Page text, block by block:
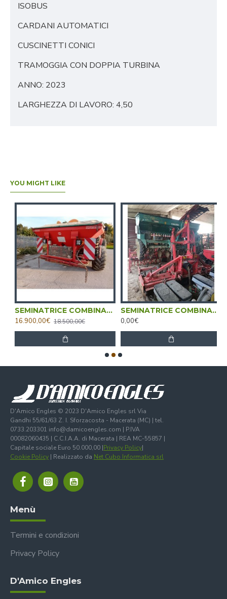
ISOBUS
CARDANI AUTOMATICI
CUSCINETTI CONICI
TRAMOGGIA CON DOPPIA TURBINA
ANNO: 2023
LARGHEZZA DI LAVORO: 4,50
YOU MIGHT LIKE
SEMINATRICE COMBINATA GASPARDO CENTAURO 500
16.900,00€ 18.500,00€
SEMINATRICE COMBINATA MASCHIO + NARDI 300
0,00€
D'Amico Engles © 2023 D'Amico Engles srl Via
Gandhi 55/61/63 Z. I. Sforzacosta - Macerata (MC) | tel.
0733.203301 info@damicoengles.com | P.IVA
00082060435 | C.C.I.A.A. di Macerata | REA MC-55857 |
Capitale sociale Euro 50.000,00 |Privacy Policy|
Cookie Policy | Realizzato da Net Cubo Informatica srl
Menù
Termini e condizioni
Privacy Policy
D'Amico Engles